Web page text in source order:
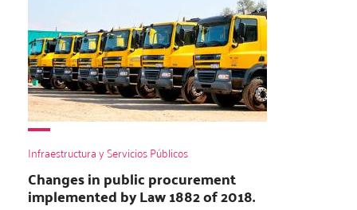
Infraestructura y Servicios Públicos
Changes in public procurement
implemented by Law 1882 of 2018.